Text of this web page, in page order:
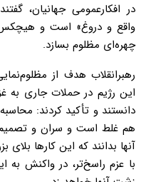
در افکارعمومی جهانیان،
واقع و دروغ» است و هیچکس
چهره‌ای مظلوم بسازد.
رهبرانقلاب هدف از
این رژیم در حملات جاری به
دانستند و تأکید کردند:
هم غلط است و سران و
آنها بدانند که این کارها
با عزم راسخ‌تر، در واکنش به